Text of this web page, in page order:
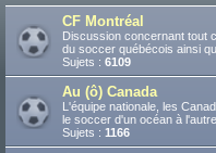
CF Montréal
Discussion concernant tout
du soccer québécois ainsi
Sujets : 6109
Au (ô) Canada
L'équipe nationale, les
le soccer d'un océan à l'autre
Sujets : 1166